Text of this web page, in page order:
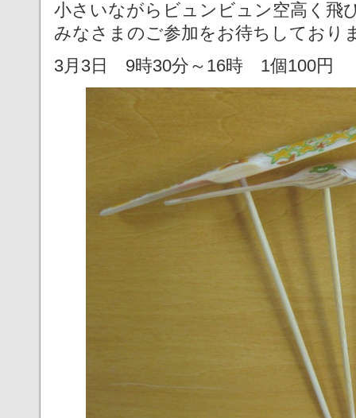
小さいながらビュンビュン空高く飛
みなさまのご参加をお待ちしており
3月3日 9時30分～16時 1個100円